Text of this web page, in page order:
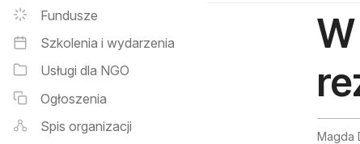
Fundusze
Szkolenia i wydarzenia
Usługi dla NGO
Ogłoszenia
Spis organizacji
Magda